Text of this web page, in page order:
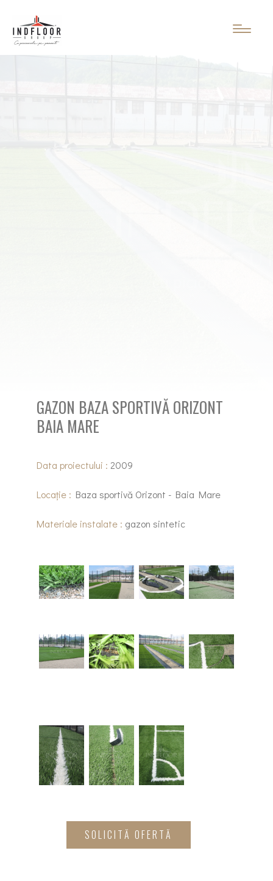
GAZON BAZA SPORTIVĂ ORIZONT
BAIA MARE
Data proiectului : 2009
Locație : Baza sportivă Orizont - Baia Mare
Materiale instalate : gazon sintetic
SOLICITĂ OFERTĂ